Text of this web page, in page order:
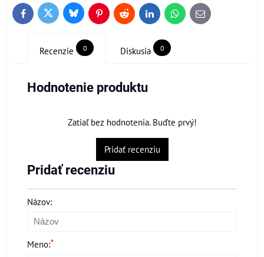
FacebookTwitter BlueskyPinterestReddit LinkedInWhatsApp
E-
mail
Recenzie 0 Diskusia 0
Hodnotenie produktu
Zatiaľ bez hodnotenia. Buďte prvý!
Pridať recenziu
Pridať recenziu
Názov:
Meno:*